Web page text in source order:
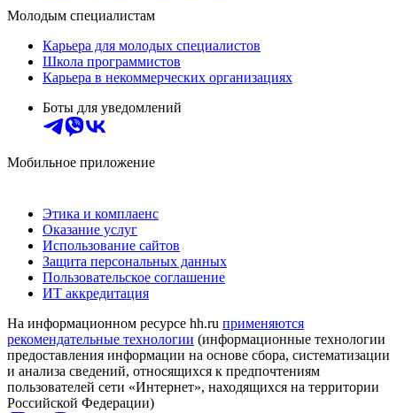
Молодым специалистам
Карьера для молодых специалистов
Школа программистов
Карьера в некоммерческих организациях
Боты для уведомлений
Мобильное приложение
Этика и комплаенс
Оказание услуг
Использование сайтов
Защита персональных данных
Пользовательское соглашение
ИТ аккредитация
На информационном ресурсе hh.ru применяются
рекомендательные технологии (информационные технологии
предоставления информации на основе сбора, систематизации
и анализа сведений, относящихся к предпочтениям
пользователей сети «Интернет», находящихся на территории
Российской Федерации)